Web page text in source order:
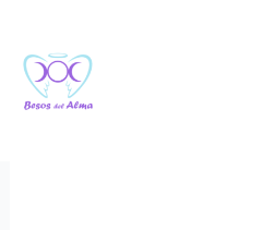
contenido